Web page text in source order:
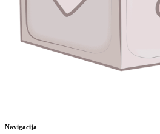
Navigacija